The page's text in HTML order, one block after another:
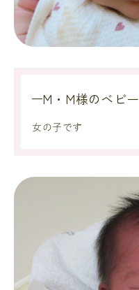
M・M様のベビー
女の子です